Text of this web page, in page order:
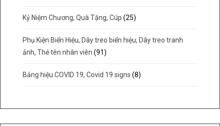
Kỷ Niệm Chương, Quà Tặng, Cúp (25)
Phụ Kiện Biển Hiệu, Dây treo biển hiệu, Dây treo tranh
ảnh, Thẻ tên nhân viên (91)
Bảng hiệu COVID 19, Covid 19 signs (8)